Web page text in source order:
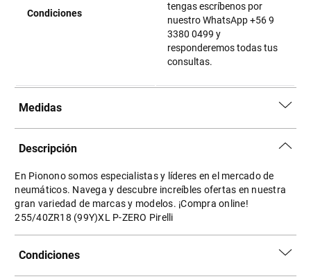
Condiciones
tengas escríbenos por
nuestro WhatsApp +56 9
3380 0499 y
responderemos todas tus
consultas.
Medidas
Descripción
En Pionono somos especialistas y líderes en el mercado de
neumáticos. Navega y descubre increíbles ofertas en nuestra
gran variedad de marcas y modelos. ¡Compra online!
255/40ZR18 (99Y)XL P-ZERO Pirelli
Condiciones